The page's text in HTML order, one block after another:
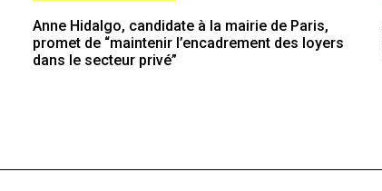
Anne Hidalgo, candidate à la mairie de Paris,
promet de “maintenir l’encadrement des loyers
dans le secteur privé”